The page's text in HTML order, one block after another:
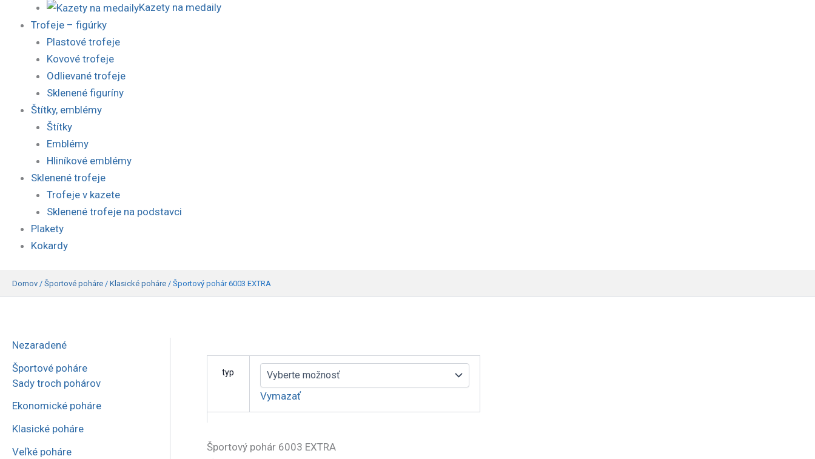
Kazety na medaily
Trofeje – figúrky
Plastové trofeje
Kovové trofeje
Odlievané trofeje
Sklenené figuríny
Štítky, emblémy
Štítky
Emblémy
Hliníkové emblémy
Sklenené trofeje
Trofeje v kazete
Sklenené trofeje na podstavci
Plakety
Kokardy
Domov / Športové poháre / Klasické poháre / Športový pohár 6003 EXTRA
Nezaradené
Športové poháre
Sady troch pohárov
Ekonomické poháre
Klasické poháre
Veľké poháre
typ
Vymazať
Športový pohár 6003 EXTRA